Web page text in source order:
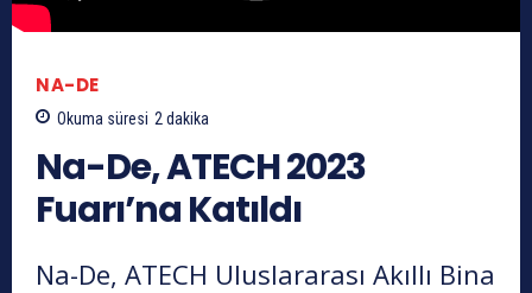
NA-DE
Okuma süresi 2 dakika
Na-De, ATECH 2023
Fuarı’na Katıldı
Na-De, ATECH Uluslararası Akıllı Bina